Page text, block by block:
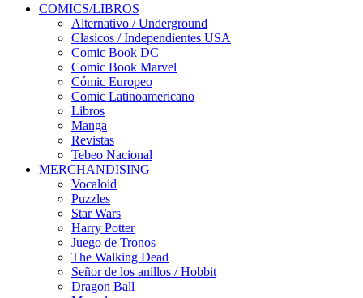
COMICS/LIBROS
Alternativo / Underground
Clasicos / Independientes USA
Comic Book DC
Comic Book Marvel
Cómic Europeo
Comic Latinoamericano
Libros
Manga
Revistas
Tebeo Nacional
MERCHANDISING
Vocaloid
Puzzles
Star Wars
Harry Potter
Juego de Tronos
The Walking Dead
Señor de los anillos / Hobbit
Dragon Ball